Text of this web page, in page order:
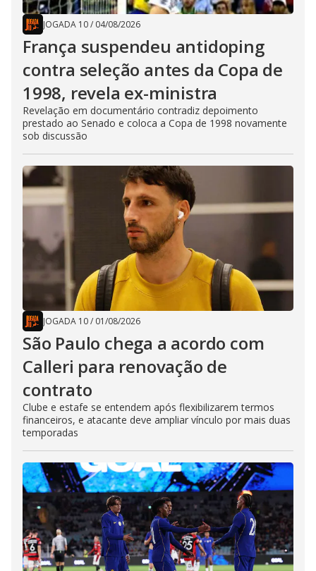
JOGADA 10/ 04/08/2026
França suspendeu antidoping
contra seleção antes da Copa de
1998, revela ex-ministra
Revelação em documentário contradiz depoimento
prestado ao Senado e coloca a Copa de 1998 novamente
sob discussão
JOGADA 10/ 01/08/2026
São Paulo chega a acordo com
Calleri para renovação de
contrato
Clube e estafe se entendem após flexibilizarem termos
financeiros, e atacante deve ampliar vínculo por mais duas
temporadas